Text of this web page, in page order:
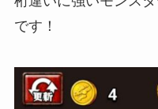
です！